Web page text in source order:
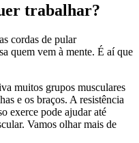
trabalhar?
cordas de pular
quem vem à mente. É aí que
muitos grupos musculares
e os braços. A resistência
exerce pode ajudar até
Vamos olhar mais de